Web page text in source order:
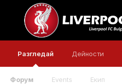
Разгледай
Форум Events Екип
Дейности